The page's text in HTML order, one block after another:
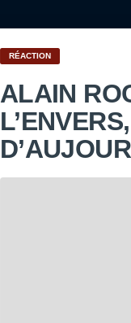
RÉACTION
ALAIN